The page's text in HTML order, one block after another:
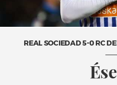
REAL SOCIEDAD 5-0 RC